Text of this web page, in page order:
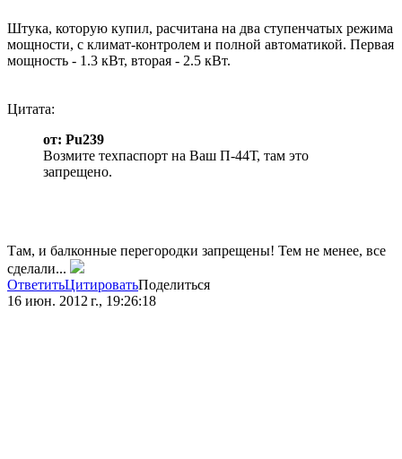
Штука, которую купил, расчитана на два ступенчатых режима
мощности, с климат-контролем и полной автоматикой. Первая
мощность - 1.3 кВт, вторая - 2.5 кВт.
Цитата:
от: Pu239
Возмите техпаспорт на Ваш П-44Т, там это
запрещено.
Там, и балконные перегородки запрещены! Тем не менее, все
сделали...
ОтветитьЦитироватьПоделиться
16 июн. 2012 г., 19:26:18